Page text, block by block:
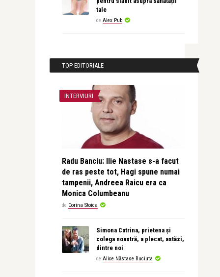
tale
de Alex Pub
TOP EDITORIALE
INTERVIURI
Radu Banciu: Ilie Nastase s-a facut
de ras peste tot, Hagi spune numai
tampenii, Andreea Raicu era ca
Monica Columbeanu
de Corina Stoica
Simona Catrina, prietena și
colega noastră, a plecat, astăzi,
dintre noi
de Alice Năstase Buciuta